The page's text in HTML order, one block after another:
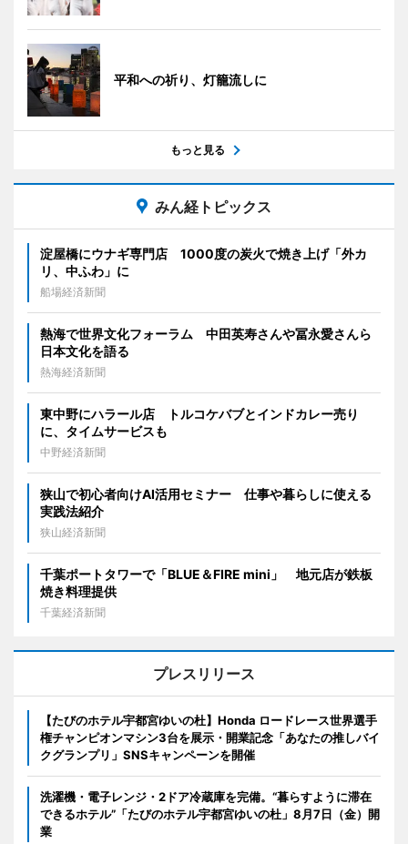
平和への祈り、灯籠流しに
もっと見る
みん経トピックス
淀屋橋にウナギ専門店 1000度の炭火で焼き上げ「外カ
リ、中ふわ」に
船場経済新聞
熱海で世界文化フォーラム 中田英寿さんや冨永愛さんら
日本文化を語る
熱海経済新聞
東中野にハラール店 トルコケバブとインドカレー売り
に、タイムサービスも
中野経済新聞
狭山で初心者向けAI活用セミナー 仕事や暮らしに使える
実践法紹介
狭山経済新聞
千葉ポートタワーで「BLUE＆FIRE mini」 地元店が鉄板
焼き料理提供
千葉経済新聞
プレスリリース
【たびのホテル宇都宮ゆいの杜】Honda ロードレース世界選手
権チャンピオンマシン3台を展示・開業記念「あなたの推しバイ
クグランプリ」SNSキャンペーンを開催
洗濯機・電子レンジ・2ドア冷蔵庫を完備。“暮らすように滞在
できるホテル”「たびのホテル宇都宮ゆいの杜」8月7日（金）開
業